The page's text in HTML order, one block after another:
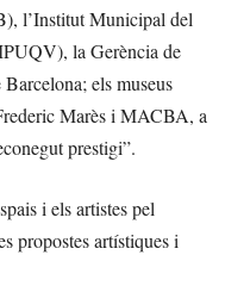
l’Institut Municipal del
la Gerència de
els museus
Marès i MACBA, a
prestigi”.
i els artistes pel
propostes artístiques i